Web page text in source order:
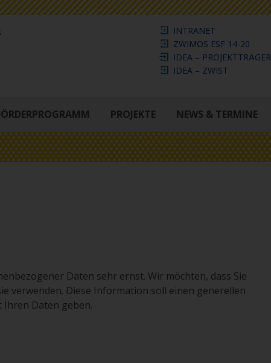
INTRANET
ZWIMOS ESF 14-20
IDEA – PROJEKTTRÄGER
IDEA – ZWIST
PROJEKTE NEWS & TERMINE
Daten sehr ernst. Wir möchten, dass Sie
verwenden. Diese Information soll einen generellen
Daten geben.